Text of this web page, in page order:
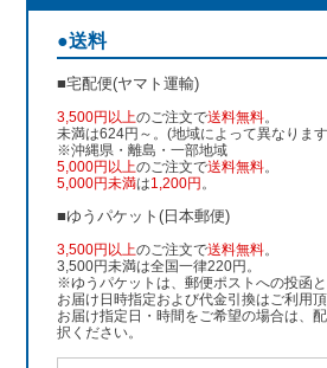
●送料
■宅配便(ヤマト運輸)
3,500円以上のご注文で送料無料。
未満は624円～。(地域によって異なりま
※沖縄県・離島・一部地域
5,000円以上のご注文で送料無料。
5,000円未満は1,200円 。
■ゆうパケット(日本郵便)
3,500円以上のご注文で送料無料。
3,500円未満は全国一律220円。
※ゆうパケットは、郵便ポストへの投函と
お届け日時指定および代金引換はご利用頂
お届け指定日・時間をご希望の場合は、
択ください。